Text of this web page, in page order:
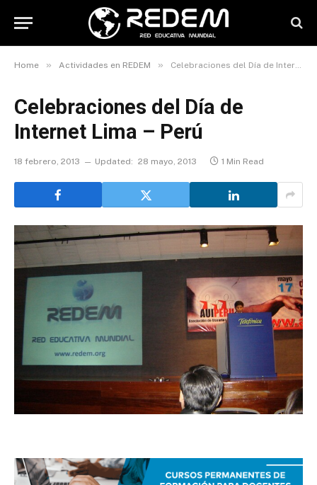
Home » Actividades en REDEM » Celebraciones del Día de Internet Lima – Perú
Celebraciones del Día de
Internet Lima – Perú
18 febrero, 2013 Updated: 28 mayo, 2013 1 Min Read